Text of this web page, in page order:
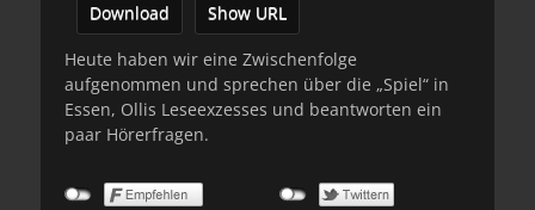
Download Show URL
Heute haben wir eine Zwischenfolge
aufgenommen und sprechen über die „Spiel“ in
Essen, Ollis Leseexzesses und beantworten ein
paar Hörerfragen.